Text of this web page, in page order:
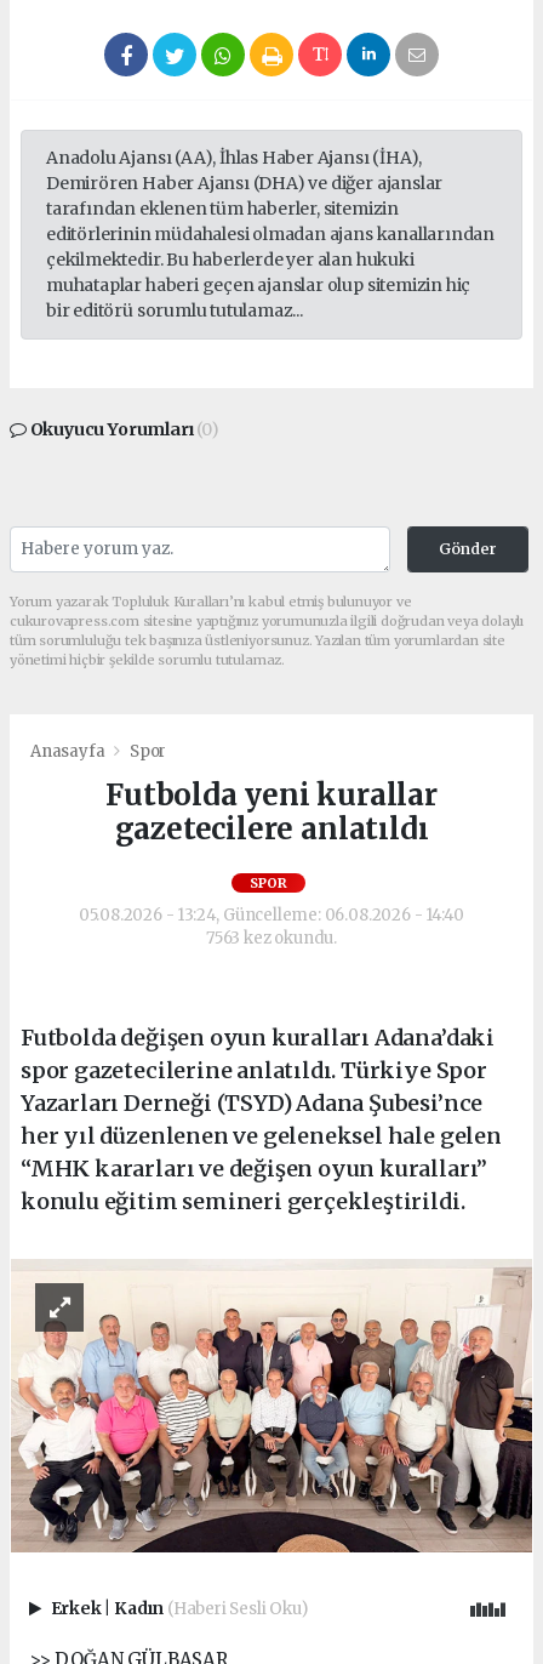
Anadolu Ajansı (AA), İhlas Haber Ajansı (İHA),
Demirören Haber Ajansı (DHA) ve diğer ajanslar
tarafından eklenen tüm haberler, sitemizin
editörlerinin müdahalesi olmadan ajans kanallarından
çekilmektedir. Bu haberlerde yer alan hukuki
muhataplar haberi geçen ajanslar olup sitemizin hiç
bir editörü sorumlu tutulamaz...
Okuyucu Yorumları(0)
Gönder
Yorum yazarak Topluluk Kuralları’nı kabul etmiş bulunuyor ve
cukurovapress.com sitesine yaptığınız yorumunuzla ilgili doğrudan veya dolaylı
tüm sorumluluğu tek başınıza üstleniyorsunuz. Yazılan tüm yorumlardan site
yönetimi hiçbir şekilde sorumlu tutulamaz.
Anasayfa Spor
Futbolda yeni kurallar
gazetecilere anlatıldı
SPOR
05.08.2026 - 13:24, Güncelleme: 06.08.2026 - 14:40
7563 kez okundu.
Futbolda değişen oyun kuralları Adana’daki
spor gazetecilerine anlatıldı. Türkiye Spor
Yazarları Derneği (TSYD) Adana Şubesi’nce
her yıl düzenlenen ve geleneksel hale gelen
“MHK kararları ve değişen oyun kuralları”
konulu eğitim semineri gerçekleştirildi.
Erkek Kadın (Haberi Sesli Oku)